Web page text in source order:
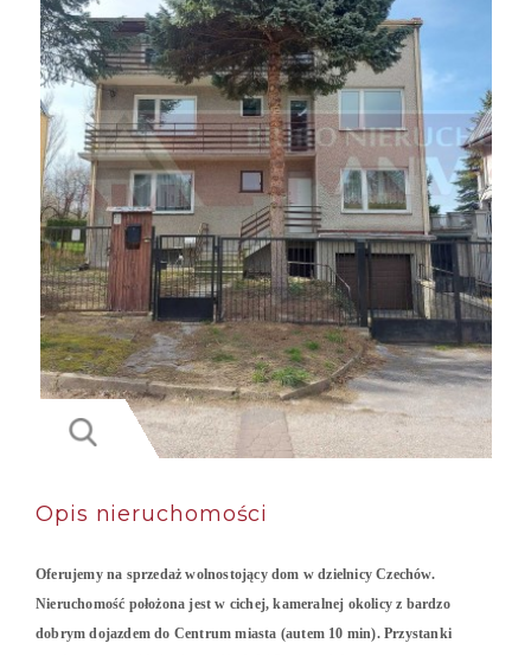
Opis nieruchomości
Oferujemy na sprzedaż wolnostojący dom w dzielnicy Czechów.
Nieruchomość położona jest w cichej, kameralnej okolicy z bardzo
dobrym dojazdem do Centrum miasta (autem 10 min). Przystanki